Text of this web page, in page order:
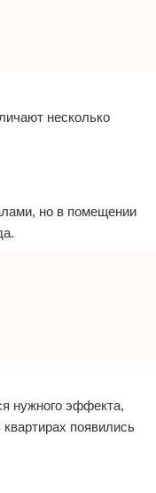
несколько
но в помещении
нужного эффекта,
появились